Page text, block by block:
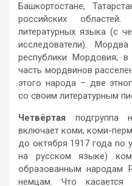
Башкортостане,
российских
литературных языка (с
исследователи).
республики Мордовия;
часть мордвинов
этого народа – две
со своим литературным
Четвёртая подгруппа
включает коми, коми-
до октября 1917 года по
на русском языке)
образованным народам
немцам. Что касается